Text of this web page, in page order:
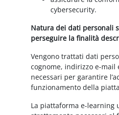
cybersecurity.
Natura dei dati personali
perseguire la finalità
Vengono trattati dati
cognome, indirizzo e-mail
necessari per garantire
funzionamento della
La piattaforma e-learning